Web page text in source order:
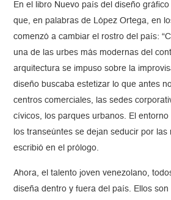
En el libro Nuevo país del diseño
que, en palabras de López Ortega, en
comenzó a cambiar el rostro del país:
una de las urbes más modernas del
arquitectura se impuso sobre la
diseño buscaba estetizar lo que antes
centros comerciales, las sedes
cívicos, los parques urbanos. El
los transeúntes se dejan seducir por las
escribió en el prólogo.
Ahora, el talento joven venezolano,
diseña dentro y fuera del país. Ellos son